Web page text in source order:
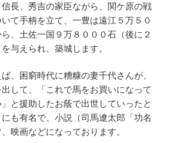
長、秀吉の家臣ながら、関ケ原の戦
て手柄を立て、一豊は遠江５万５０
、土佐一国９万８０００石（後に２
与えられ、築城します。
、困窮時代に糟糠の妻千代さんが、
して、「これで馬をお買いになって
と援助したお蔭で出世していったと
も有名で、小説（司馬遼太郎「功名
映画などになっております。